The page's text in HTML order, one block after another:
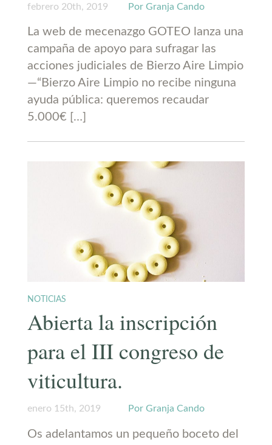
febrero 20th, 2019 Por Granja Cando
La web de mecenazgo GOTEO lanza una
campaña de apoyo para sufragar las
acciones judiciales de Bierzo Aire Limpio
—“Bierzo Aire Limpio no recibe ninguna
ayuda pública: queremos recaudar
5.000€ […]
NOTICIAS
Abierta la inscripción
para el III congreso de
viticultura.
enero 15th, 2019 Por Granja Cando
Os adelantamos un pequeño boceto del